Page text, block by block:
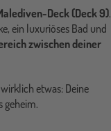
Deck (Deck 9).
ein luxuriöses Bad und
zwischen deiner
etwas: Deine
geheim.